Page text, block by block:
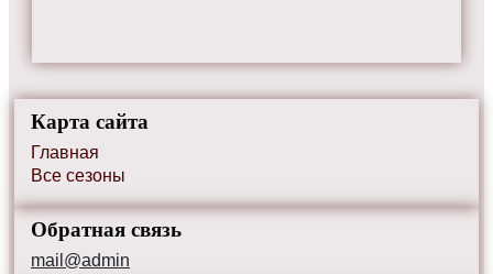
Карта сайта
Главная
Все сезоны
Обратная связь
mail@admin